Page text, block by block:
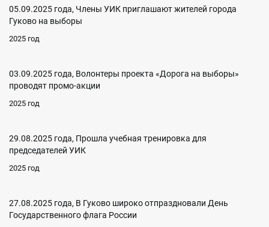
05.09.2025 года, Члены УИК приглашают жителей города
Гуково на выборы
2025 год
03.09.2025 года, Волонтеры проекта «Дорога на выборы»
проводят промо-акции
2025 год
29.08.2025 года, Прошла учебная тренировка для
председателей УИК
2025 год
27.08.2025 года, В Гуково широко отпраздновали День
Государственного флага России